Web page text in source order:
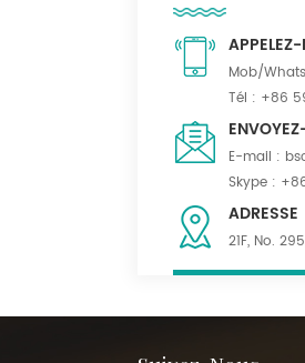
uniforme
Tissu
costumes
Mob/
Tél : +86
E-mail :
Skype :
ADRESSE
21F, No.